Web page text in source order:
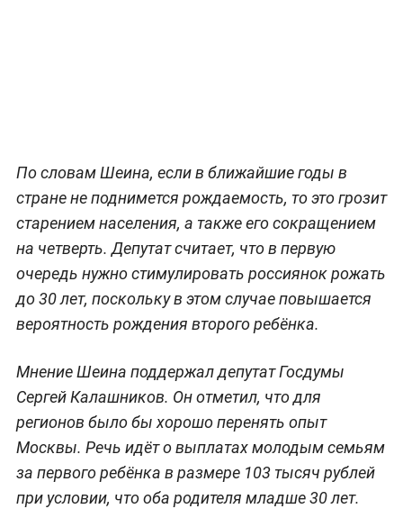
По словам Шеина, если в ближайшие годы в
стране не поднимется рождаемость, то это грозит
старением населения, а также его сокращением
на четверть. Депутат считает, что в первую
очередь нужно стимулировать россиянок рожать
до 30 лет, поскольку в этом случае повышается
вероятность рождения второго ребёнка.
Мнение Шеина поддержал депутат Госдумы
Сергей Калашников. Он отметил, что для
регионов было бы хорошо перенять опыт
Москвы. Речь идёт о выплатах молодым семьям
за первого ребёнка в размере 103 тысяч рублей
при условии, что оба родителя младше 30 лет.